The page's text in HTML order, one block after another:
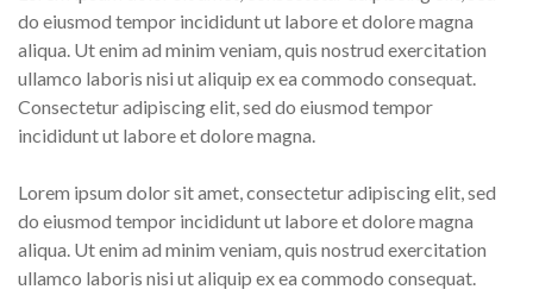
do eiusmod tempor incididunt ut labore et dolore magna
aliqua. Ut enim ad minim veniam, quis nostrud exercitation
ullamco laboris nisi ut aliquip ex ea commodo consequat.
Consectetur adipiscing elit, sed do eiusmod tempor
incididunt ut labore et dolore magna.
Lorem ipsum dolor sit amet, consectetur adipiscing elit, sed
do eiusmod tempor incididunt ut labore et dolore magna
aliqua. Ut enim ad minim veniam, quis nostrud exercitation
ullamco laboris nisi ut aliquip ex ea commodo consequat.